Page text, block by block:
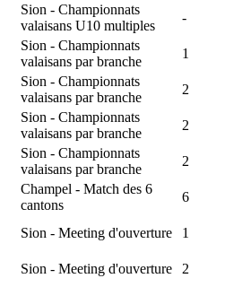
Sion - Championnats
valaisans U10 multiples
-
Sion - Championnats
valaisans par branche
1
Sion - Championnats
valaisans par branche
2
Sion - Championnats
valaisans par branche
2
Sion - Championnats
valaisans par branche
2
Champel - Match des 6
cantons
6
Sion - Meeting d'ouverture 1
Sion - Meeting d'ouverture 2